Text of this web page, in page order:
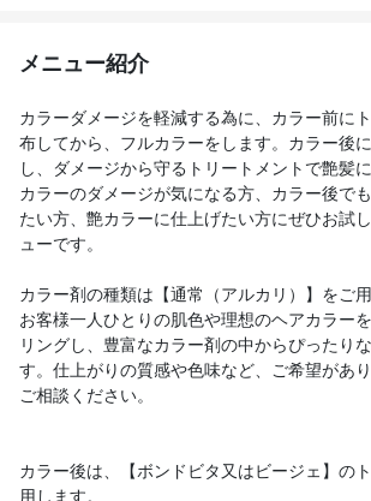
メニュー紹介
カラーダメージを軽減する為に、カラー前に
布してから、フルカラーをします。カラー後
し、ダメージから守るトリートメントで艶髪に
カラーのダメージが気になる方、カラー後で
たい方、艶カラーに仕上げたい方にぜひお試
ューです。
カラー剤の種類は【通常（アルカリ）】をご
お客様一人ひとりの肌色や理想のヘアカラー
リングし、豊富なカラー剤の中からぴったり
す。仕上がりの質感や色味など、ご希望があ
ご相談ください。
カラー後は、【ボンドビタ又はビージェ】の
用します。